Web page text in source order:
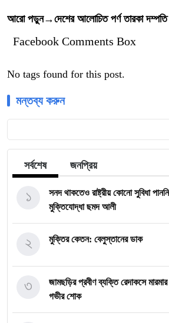
আরো পড়ুন→দেশের আলোচিত পর্ণ তারকা দম্পতি
Facebook Comments Box
No tags found for this post.
মন্তব্য করুন
সর্বশেষ জনপ্রিয়
সনদ থাকতেও রাষ্ট্রীয় কোনো সুবিধা পাননি
মুক্তিযোদ্ধা ছমদ আলী
১
মুক্তির কেতন: বেলুস্তানের ডাক
২
জামছড়ির প্রবীণ ব্যক্তি রেদাকসে
গভীর শোক
৩